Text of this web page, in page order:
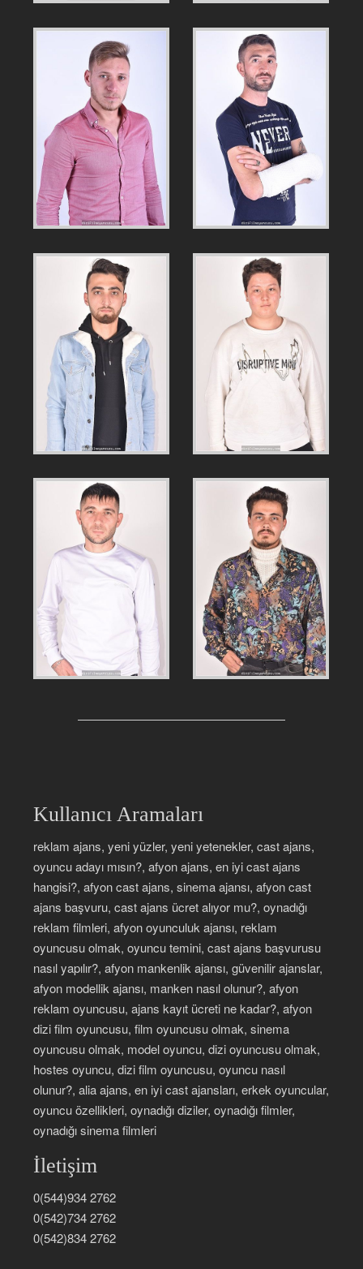
Kullanıcı Aramaları
reklam ajans, yeni yüzler, yeni yetenekler, cast ajans,
oyuncu adayı mısın?, afyon ajans, en iyi cast ajans
hangisi?, afyon cast ajans, sinema ajansı, afyon cast
ajans başvuru, cast ajans ücret alıyor mu?, oynadığı
reklam filmleri, afyon oyunculuk ajansı, reklam
oyuncusu olmak, oyuncu temini, cast ajans başvurusu
nasıl yapılır?, afyon mankenlik ajansı, güvenilir ajanslar,
afyon modellik ajansı, manken nasıl olunur?, afyon
reklam oyuncusu, ajans kayıt ücreti ne kadar?, afyon
dizi film oyuncusu, film oyuncusu olmak, sinema
oyuncusu olmak, model oyuncu, dizi oyuncusu olmak,
hostes oyuncu, dizi film oyuncusu, oyuncu nasıl
olunur?, alia ajans, en iyi cast ajansları, erkek oyuncular,
oyuncu özellikleri, oynadığı diziler, oynadığı filmler,
oynadığı sinema filmleri
İletişim
0(544)934 2762
0(542)734 2762
0(542)834 2762